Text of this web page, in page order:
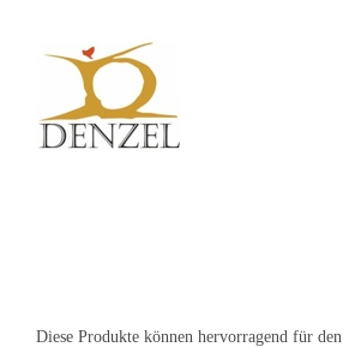
Diese Produkte können hervorragend für den